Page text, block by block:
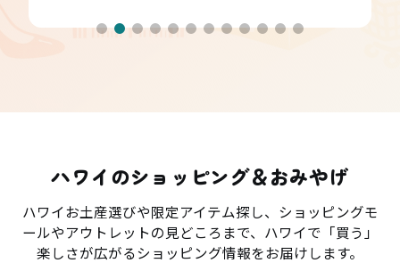
ハワイのショッピング＆おみやげ
ハワイお土産選びや限定アイテム探し、ショッピングモ
ールやアウトレットの見どころまで、ハワイで「買う」
楽しさが広がるショッピング情報をお届けします。